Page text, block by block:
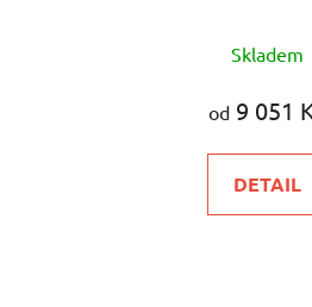
5,0
z
Skladem
od9 051
DETAIL